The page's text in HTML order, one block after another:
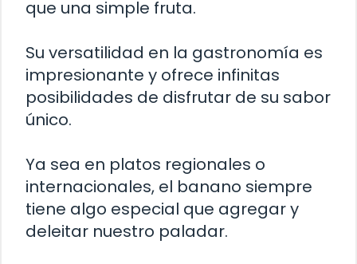
que una simple fruta.
Su versatilidad en la gastronomía es
impresionante y ofrece infinitas
posibilidades de disfrutar de su sabor
único.
Ya sea en platos regionales o
internacionales, el banano siempre
tiene algo especial que agregar y
deleitar nuestro paladar.